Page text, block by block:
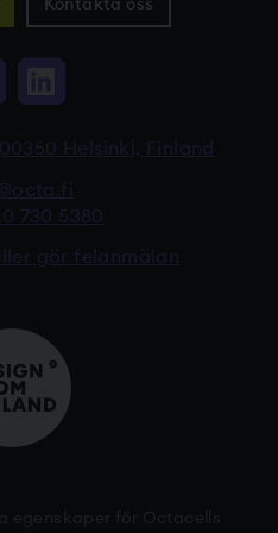
Linkki
LinkedIn, Linkki
Helsinki, Finland
730 5380
gör felanmälan